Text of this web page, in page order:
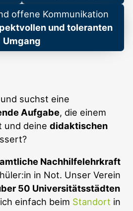
offene Kommunikation
und toleranten
Umgang
und suchst eine
Aufgabe, die einem
und deinedidaktischen
Nachhilfelehrkraft
in Not. Unser Verein
50 Universitätsstädten
einfach beim Standort in